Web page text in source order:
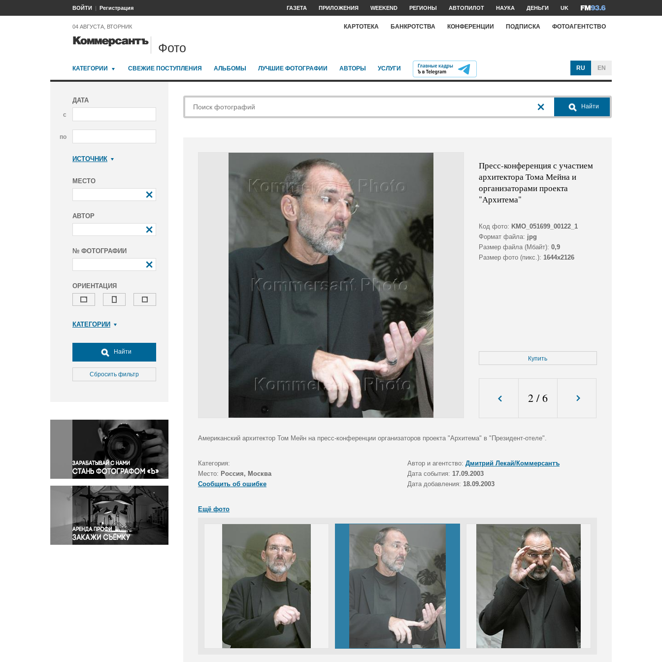
ВОЙТИ Регистрация ГАЗЕТА ПРИЛОЖЕНИЯ WEEKEND РЕГИОНЫ АВТОПИЛОТ НАУКА ДЕНЬГИ UK
04 АВГУСТА, ВТОРНИК КАРТОТЕКА БАНКРОТСТВА КОНФЕРЕНЦИИ ПОДПИСКА ФОТОАГЕНТСТВО
Фото
КАТЕГОРИИ СВЕЖИЕ ПОСТУПЛЕНИЯ АЛЬБОМЫ ЛУЧШИЕ ФОТОГРАФИИ АВТОРЫ УСЛУГИ RU EN
ДАТА
с
по
ИСТОЧНИК
МЕСТО
АВТОР
№ ФОТОГРАФИИ
ОРИЕНТАЦИЯ
КАТЕГОРИИ
Досуг, туризм и отдых
Культура
Медицина
Окружающая среда
Политика
Правосудие
Происшествия и конфликты
Религия
Светская жизнь
Спорт
Экология
Экономика и бизнес
Найти
Сбросить фильтр
Найти
Пресс-конференция с участием
архитектора Тома Мейна и
организаторами проекта
"Архитема"
Код фото: KMO_051699_00122_1
Формат файла: jpg
Размер файла (Мбайт): 0,9
Размер фото (пикс.): 1644x2126
Купить
2/6
Американский архитектор Том Мейн на пресс-конференции организаторов проекта "Архитема" в "Президент-отеле".
Категория: Автор и агентство: Дмитрий Лекай/Коммерсантъ
Место: Россия, Москва Дата события: 17.09.2003
Сообщить об ошибке
Дата добавления: 18.09.2003
Ещё фото